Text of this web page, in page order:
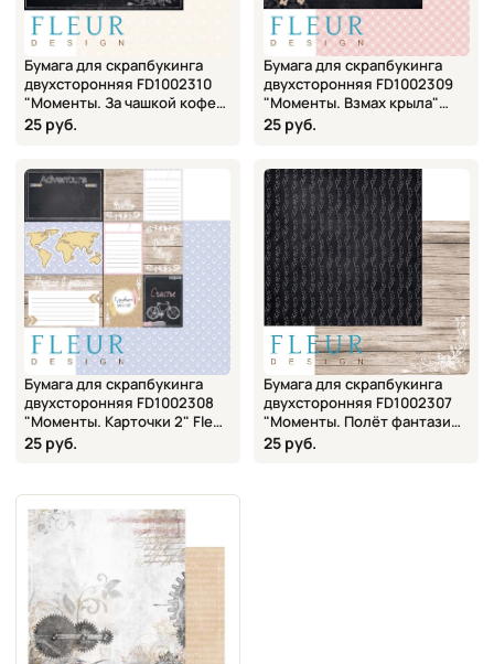
Бумага для скрапбукинга
двухсторонняя FD1002310
"Моменты. За чашкой кофе"
Fleur design, 30х30 см
25 руб.
Бумага для скрапбукинга
двухсторонняя FD1002309
"Моменты. Взмах крыла"
Fleur design, 30х30 см
25 руб.
Бумага для скрапбукинга
двухсторонняя FD1002308
"Моменты. Карточки 2" Fleur
design, 30х30 см
25 руб.
Бумага для скрапбукинга
двухсторонняя FD1002307
"Моменты. Полёт фантазии"
Fleur design, 30х30 см
25 руб.